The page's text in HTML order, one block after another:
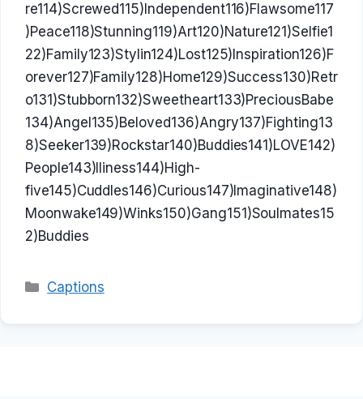
re114)Screwed115)Independent116)Flawsome117
)Peace118)Stunning119)Art120)Nature121)Selfie1
22)Family123)Stylin124)Lost125)Inspiration126)F
orever127)Family128)Home129)Success130)Retr
o131)Stubborn132)Sweetheart133)PreciousBabe
134)Angel135)Beloved136)Angry137)Fighting13
8)Seeker139)Rockstar140)Buddies141)LOVE142)
People143)Iliness144)High-
five145)Cuddles146)Curious147)Imaginative148)
Moonwake149)Winks150)Gang151)Soulmates15
2)Buddies
Categories
Captions